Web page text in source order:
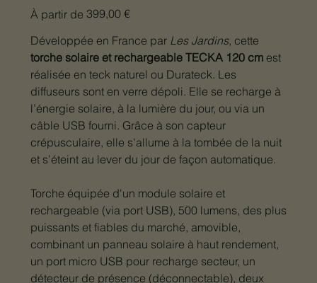
À partir de Prix
399,00 €
Développée en France par Les Jardins, cette
torche solaire et rechargeable TECKA 120 cmest
réalisée en teck naturel ou Durateck. Les
diffuseurs sont en verre dépoli. Elle se recharge à
l’énergie solaire, à la lumière du jour, ou via un
câble USB fourni. Grâce à son capteur
crépusculaire, elle s'allume à la tombée de la nuit
et s’éteint au lever du jour de façon automatique.
Torche équipée d'un module solaire et
rechargeable (via port USB), 500 lumens, des plus
puissants et fiables du marché, amovible,
combinant un panneau solaire à haut rendement,
un port micro USB pour recharge secteur, un
détecteur de présence (déconnectable), deux